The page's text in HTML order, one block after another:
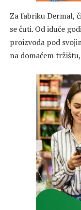
Za fabriku Dermal,
se čuti. Od iduće
proizvoda pod
na domaćem